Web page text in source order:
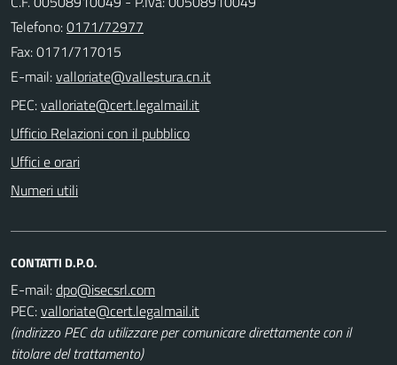
Telefono:0171/72977
Fax: 0171/717015
E-mail:
PEC:
Ufficio Relazioni con il pubblico
Uffici e orari
Numeri utili
CONTATTI D.P.O.
E-mail:
PEC:
(indirizzo PEC da utilizzare per comunicare direttamente con il
titolare del trattamento)